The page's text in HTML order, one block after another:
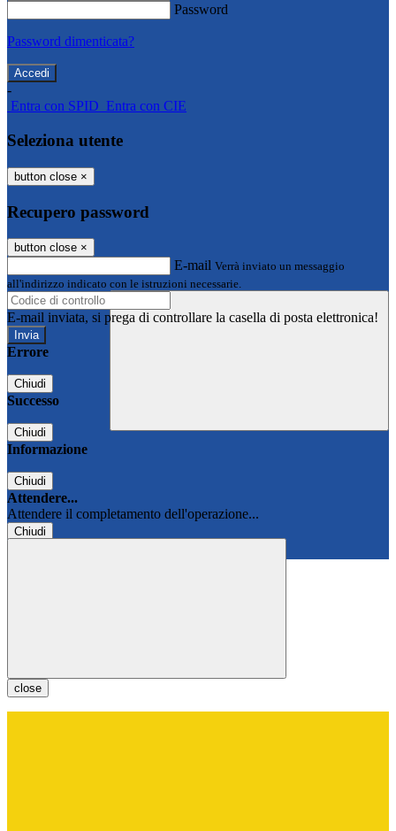
Password
Password dimenticata?
-
Entra con SPID Entra con CIE
Seleziona utente
button close ×
Recupero password
button close ×
E-mail Verrà inviato un messaggio
all'indirizzo indicato con le istruzioni necessarie.
E-mail inviata, si prega di controllare la casella di posta elettronica!
Errore
Chiudi
Successo
Chiudi
Informazione
Chiudi
Attendere...
Attendere il completamento dell'operazione...
Chiudi
close